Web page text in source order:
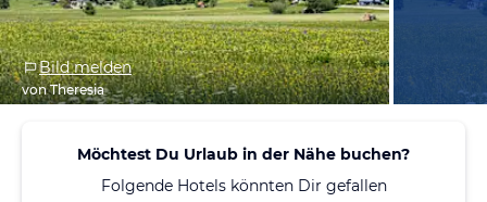
Bild melden
von Theresia
Möchtest Du Urlaub in der Nähe buchen?
Folgende Hotels könnten Dir gefallen